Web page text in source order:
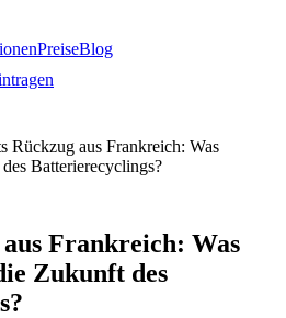
PreiseBlog
Rückzug aus Frankreich: Was
Batterierecyclings?
Frankreich: Was
Zukunft des